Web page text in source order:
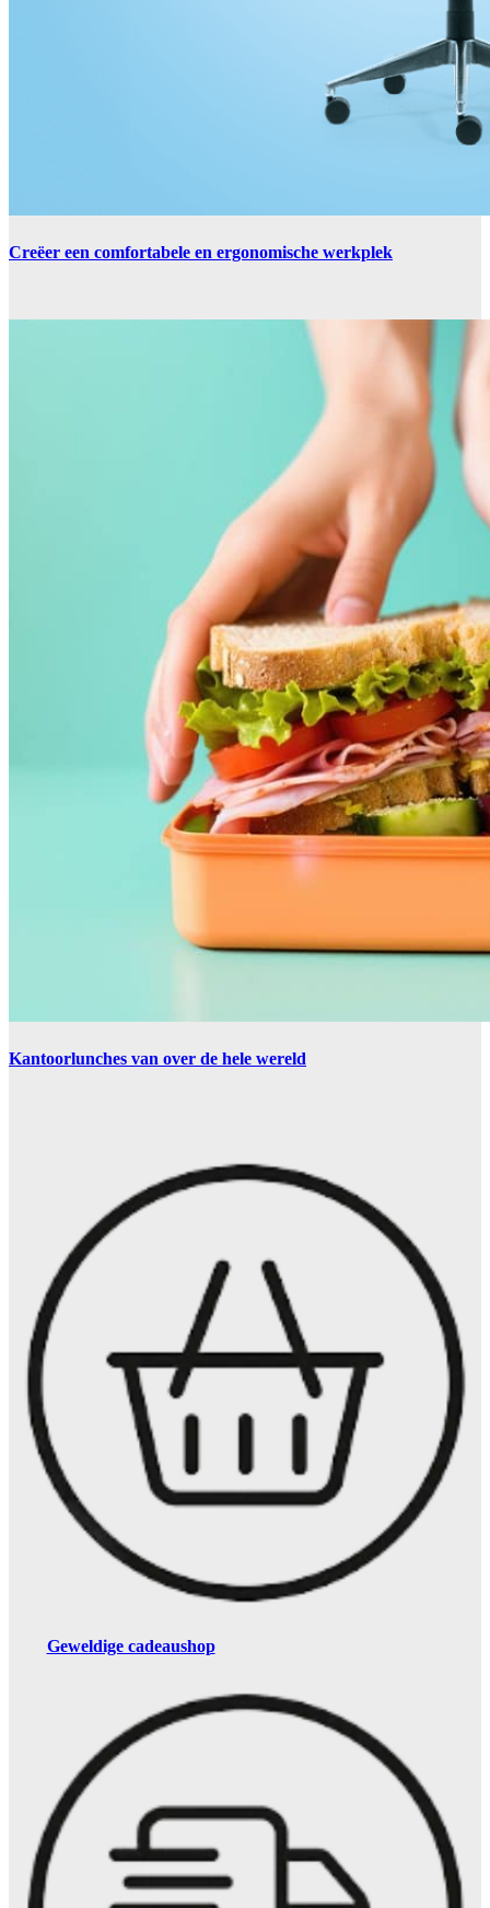
Creëer een comfortabele en ergonomische werkplek
Kantoorlunches van over de hele wereld
Geweldige cadeaushop